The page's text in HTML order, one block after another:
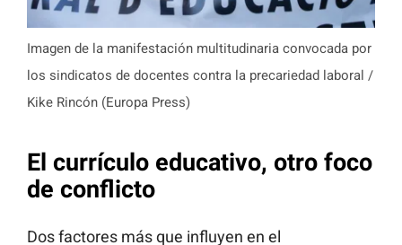
Imagen de la manifestación multitudinaria convocada por
los sindicatos de docentes contra la precariedad laboral /
Kike Rincón (Europa Press)
El currículo educativo, otro foco
de conflicto
Dos factores más que influyen en el